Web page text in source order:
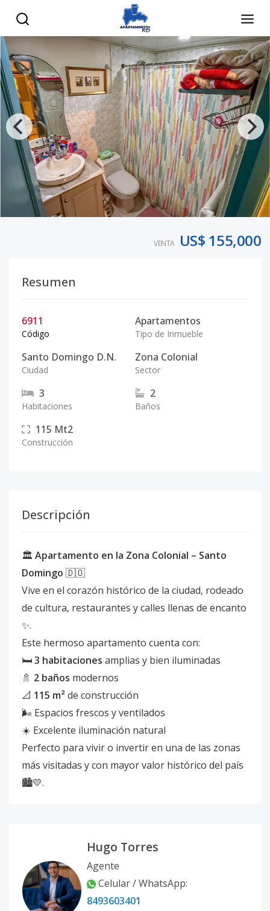
VENTA US$ 155,000
Resumen
6911
Código
Apartamentos
Tipo de Inmueble
Santo Domingo D.N.
Ciudad
Zona Colonial
Sector
3
Habitaciones
2
Baños
115 Mt2
Construcción
Descripción
🏛️ Apartamento en la Zona Colonial – Santo
Domingo 🇩🇴
Vive en el corazón histórico de la ciudad, rodeado
de cultura, restaurantes y calles llenas de encanto
✨.
Este hermoso apartamento cuenta con:
🛏️3 habitaciones amplias y bien iluminadas
🚿 2 baños modernos
📐 115 m²de construcción
🌬️ Espacios frescos y ventilados
☀️ Excelente iluminación natural
Perfecto para vivir o invertir en una de las zonas
más visitadas y con mayor valor histórico del país
🏙️💛.
Hugo Torres
Agente
Celular / WhatsApp:
8493603401